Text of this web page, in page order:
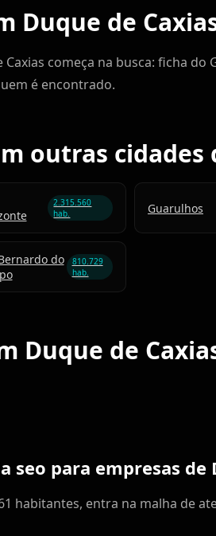
Duque de
começa na busca: ficha do
é encontrado.
outras cidades
2.315.560
hab.
Guarulhos
do
810.729
hab.
Duque de
seo para empresas de
habitantes, entra na malha de